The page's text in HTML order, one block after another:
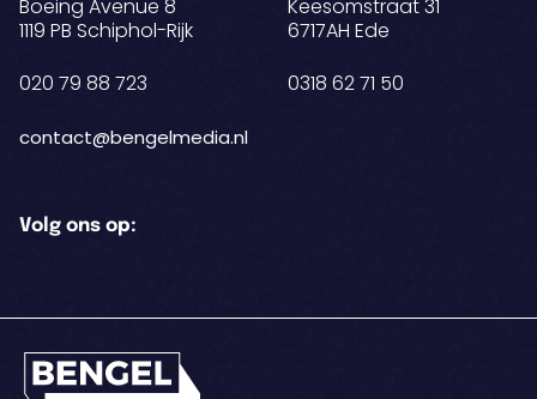
Boeing Avenue 8
1119 PB Schiphol-Rijk
020 79 88 723
Keesomstraat 31
6717AH Ede
0318 62 71 50
contact@bengelmedia.nl
Volg ons op: